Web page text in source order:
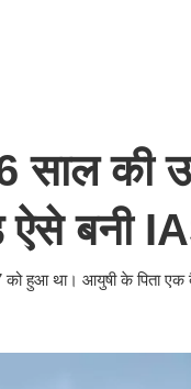
की
ऐसे बनी
हुआ था। आयुषी के पिता एक